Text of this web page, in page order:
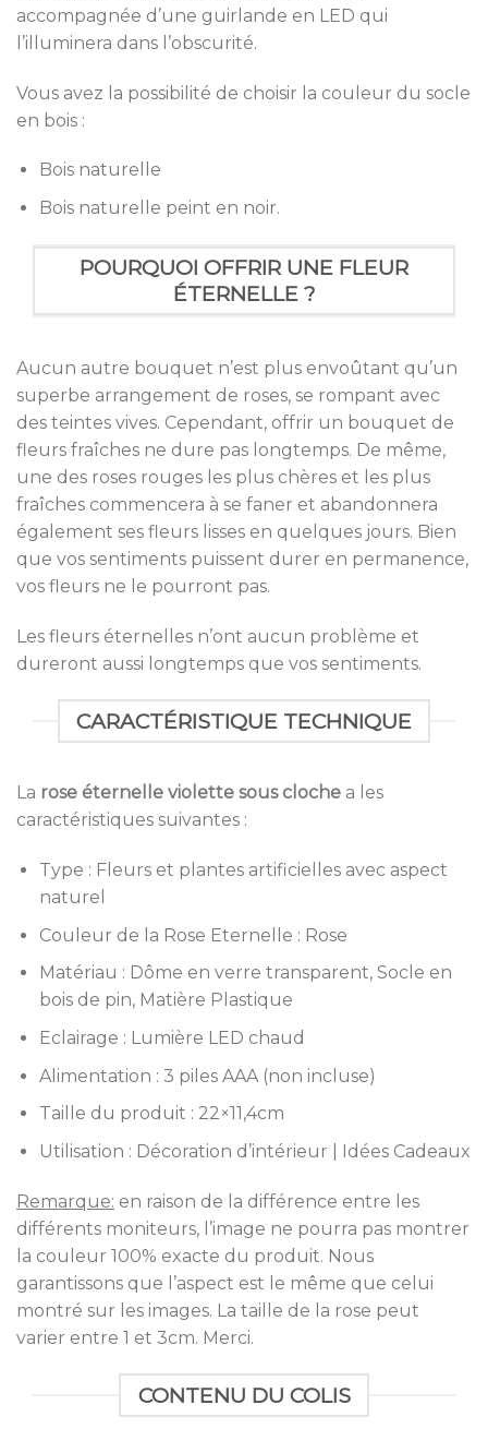
accompagnée d’une guirlande en LED qui
l’illuminera dans l’obscurité.
Vous avez la possibilité de choisir la couleur du socle
en bois :
Bois naturelle
Bois naturelle peint en noir.
POURQUOI OFFRIR UNE FLEUR
ÉTERNELLE ?
Aucun autre bouquet n’est plus envoûtant qu’un
superbe arrangement de roses, se rompant avec
des teintes vives. Cependant, offrir un bouquet de
fleurs fraîches ne dure pas longtemps. De même,
une des roses rouges les plus chères et les plus
fraîches commencera à se faner et abandonnera
également ses fleurs lisses en quelques jours. Bien
que vos sentiments puissent durer en permanence,
vos fleurs ne le pourront pas.
Les fleurs éternelles n’ont aucun problème et
dureront aussi longtemps que vos sentiments.
CARACTÉRISTIQUE TECHNIQUE
La rose éternelle violette sous cloche a les
caractéristiques suivantes :
Type : Fleurs et plantes artificielles avec aspect
naturel
Couleur de la Rose Eternelle : Rose
Matériau : Dôme en verre transparent, Socle en
bois de pin, Matière Plastique
Eclairage : Lumière LED chaud
Alimentation : 3 piles AAA (non incluse)
Taille du produit : 22×11,4cm
Utilisation : Décoration d’intérieur | Idées Cadeaux
Remarque: en raison de la différence entre les
différents moniteurs, l’image ne pourra pas montrer
la couleur 100% exacte du produit. Nous
garantissons que l’aspect est le même que celui
montré sur les images. La taille de la rose peut
varier entre 1 et 3cm. Merci.
CONTENU DU COLIS